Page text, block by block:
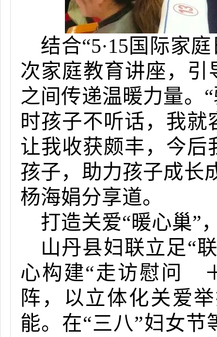
结合“5·15国际家
次家庭教育讲座，引
之间传递温暖力量。
时孩子不听话，我
让我收获颇丰，今后
孩子，助力孩子成
杨海娟分享道。
打造关爱“暖心巢”
山丹县妇联立足“
心构建“走访慰问
阵，以立体化关爱
能。在“三八”妇女